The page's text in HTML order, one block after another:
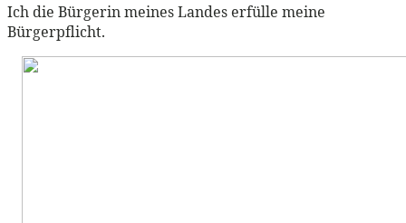
Ich die Bürgerin meines Landes erfülle meine
Bürgerpflicht.